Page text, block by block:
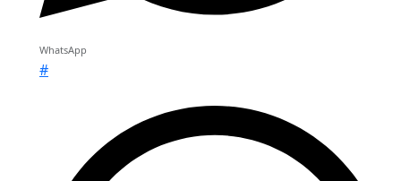
WhatsApp
#